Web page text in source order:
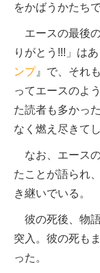
をかばうかたち
エースの最後
りがとう!!!」は
ンプ』で、それ
ってエースのよ
た読者も多かっ
なく燃え尽きて
なお、エース
たことが語られ
き継いでいる。
彼の死後、物
突入。彼の死も
った。